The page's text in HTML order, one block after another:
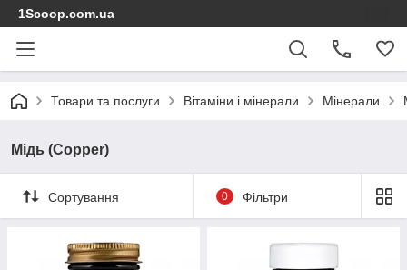
1Scoop.com.ua
Товари та послуги Вітаміни і мінерали Мінерали
Мідь (Copper)
Сортування 0 Фільтри